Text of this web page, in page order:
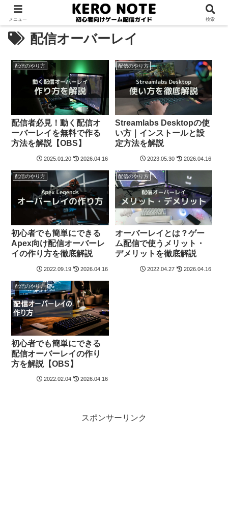
配信オーバーレイ
配信のやり方
配信者必見！動く配信オ
ーバーレイを無料で作る
方法を解説【OBS】
2025.01.20 2026.04.16
配信のやり方
Streamlabs Desktopの使
い方｜インストールと設
定方法を解説
2023.05.30 2026.04.16
配信のやり方
初心者でも簡単にできる
Apex向け配信オーバーレ
イの作り方を徹底解説
2022.09.19 2026.04.16
配信のやり方
オーバーレイとは？ゲー
ム配信で使うメリット・
デメリットを徹底解説
2022.04.27 2026.04.16
配信のやり方
初心者でも簡単にできる
配信オーバーレイの作り
方を解説【OBS】
2022.02.04 2026.04.16
スポンサーリンク
メニュー 検索